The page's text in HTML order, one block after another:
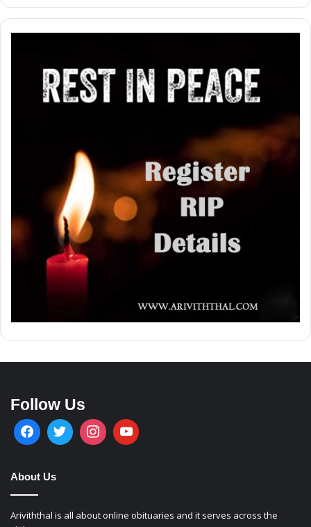
Follow Us
About Us
Ariviththal is all about online obituaries and it serves across the